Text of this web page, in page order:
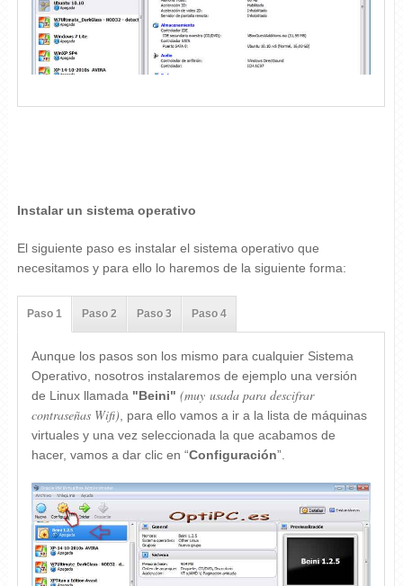
Instalar un sistema operativo
El siguiente paso es instalar el sistema operativo que
necesitamos y para ello lo haremos de la siguiente forma:
Paso 1 Paso 2 Paso 3 Paso 4
Aunque los pasos son los mismo para cualquier Sistema
Operativo, nosotros instalaremos de ejemplo una versión
de Linux llamada "Beini" (muy usada para descifrar
contraseñas Wifi) , para ello vamos a ir a la lista de máquinas
virtuales y una vez seleccionada la que acabamos de
hacer, vamos a dar clic en “Configuración”.